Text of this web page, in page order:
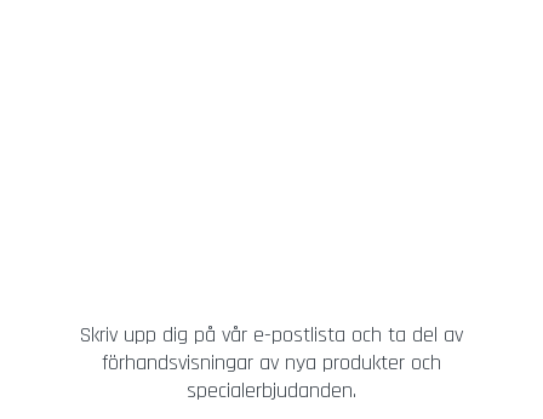
Skriv upp dig på vår e-postlista och ta del av
förhandsvisningar av nya produkter och
specialerbjudanden.